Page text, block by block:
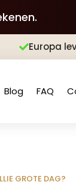
Europa
Blog FAQ
GROTE DAG?